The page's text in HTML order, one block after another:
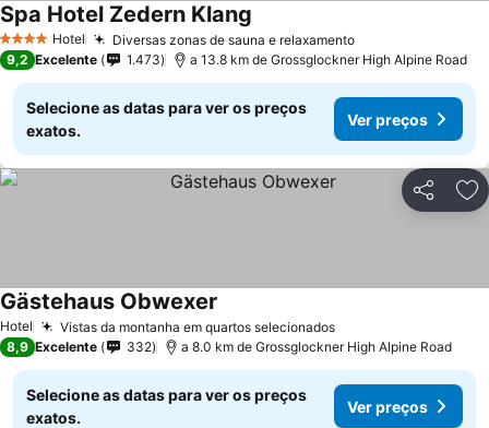
4 EstrelasHotel Diversas zonas de sauna e relaxamento
Spa Hotel Zedern Klang
9,2 Excelente 1.473 a 13.8 km de Grossglockner High Alpine Road
Selecione as datas para ver os preços
exatos.
Ver preços
Partilhar
Hotel Vistas da montanha em quartos selecionados
Gästehaus Obwexer
8,9 Excelente 332 a 8.0 km de Grossglockner High Alpine Road
Selecione as datas para ver os preços
exatos.
Ver preços